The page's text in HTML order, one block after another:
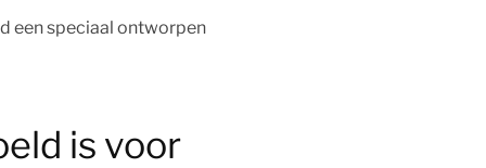
een speciaal ontworpen
is voor